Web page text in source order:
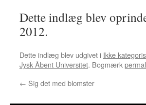
Dette indlæg blev
2012.
Dette indlæg blev udgivet i Ikke
Jysk Åbent Universitet. Bogmærk
← Sig det med blomster